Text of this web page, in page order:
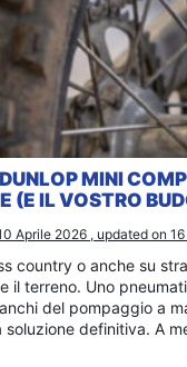
MINI
(E IL VOSTRO
Aprile 2026 , updated on
country o anche su
il terreno. Uno
del pompaggio a
soluzione definitiva. A